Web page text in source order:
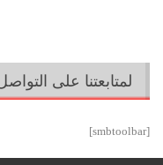
لمتابعتنا على
[smbtoolbar]